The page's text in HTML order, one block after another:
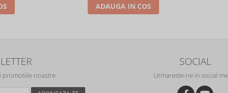
ADAUGA IN COS
promotiile noastre
SOCIAL
Urmareste-ne in social